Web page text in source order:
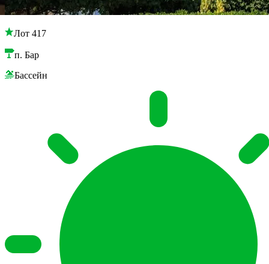
Лот 417
п. Бар
Бассейн